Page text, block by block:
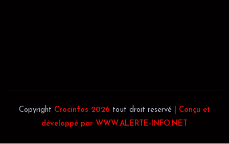
Copyright Crocinfos 2026 tout droit reservé
| Conçu et
développé par WWW.ALERTE-INFO.NET